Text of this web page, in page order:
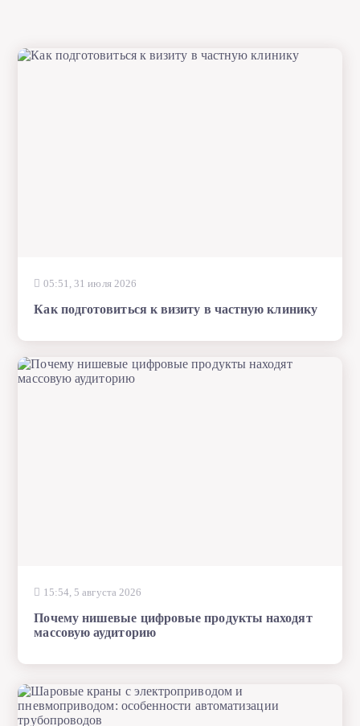
05:51, 31 июля 2026
Как подготовиться к визиту в частную клинику
15:54, 5 августа 2026
Почему нишевые цифровые продукты находят
массовую аудиторию